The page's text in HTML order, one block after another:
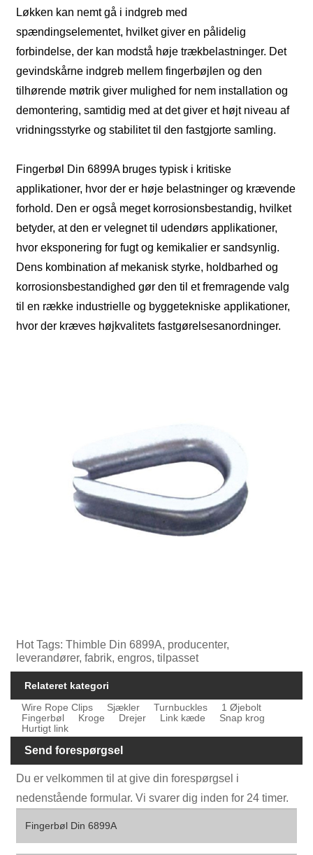
Løkken kan nemt gå i indgreb med
spændingselementet, hvilket giver en pålidelig
forbindelse, der kan modstå høje trækbelastninger. Det
gevindskårne indgreb mellem fingerbøjlen og den
tilhørende møtrik giver mulighed for nem installation og
demontering, samtidig med at det giver et højt niveau af
vridningsstyrke og stabilitet til den fastgjorte samling.
Fingerbøl Din 6899A bruges typisk i kritiske
applikationer, hvor der er høje belastninger og krævende
forhold. Den er også meget korrosionsbestandig, hvilket
betyder, at den er velegnet til udendørs applikationer,
hvor eksponering for fugt og kemikalier er sandsynlig.
Dens kombination af mekanisk styrke, holdbarhed og
korrosionsbestandighed gør den til et fremragende valg
til en række industrielle og byggetekniske applikationer,
hvor der kræves højkvalitets fastgørelsesanordninger.
Hot Tags: Thimble Din 6899A, producenter,
leverandører, fabrik, engros, tilpasset
Relateret kategori
Wire Rope Clips
Sjækler Turnbuckles
1 Øjebolt
Fingerbøl
Kroge Drejer Link kæde
Snap krog
Hurtigt link
Send forespørgsel
Du er velkommen til at give din forespørgsel i
nedenstående formular. Vi svarer dig inden for 24 timer.